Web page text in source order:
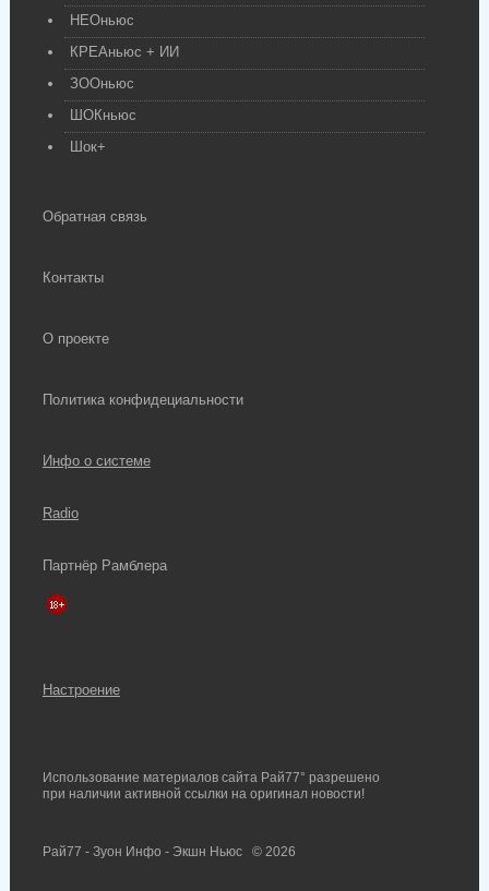
КРЕАньюс + ИИ
ЗООньюс
ШОКньюс
Шок+